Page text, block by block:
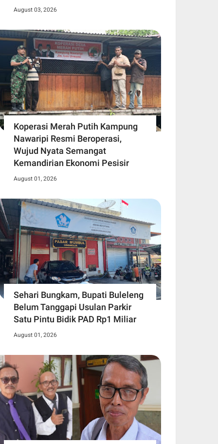
August 03, 2026
Koperasi Merah Putih Kampung
Nawaripi Resmi Beroperasi,
Wujud Nyata Semangat
Kemandirian Ekonomi Pesisir
August 01, 2026
Sehari Bungkam, Bupati Buleleng
Belum Tanggapi Usulan Parkir
Satu Pintu Bidik PAD Rp1 Miliar
August 01, 2026